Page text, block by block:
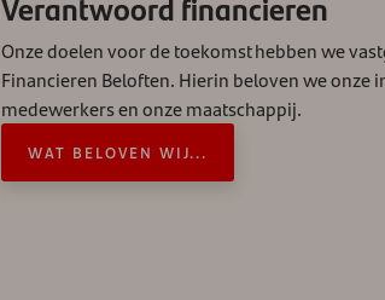
Onze doelen voor de toekomst hebben we
Financieren Beloften. Hierin beloven we onze
medewerkers en onze maatschappij.
WAT BELOVEN WIJ...